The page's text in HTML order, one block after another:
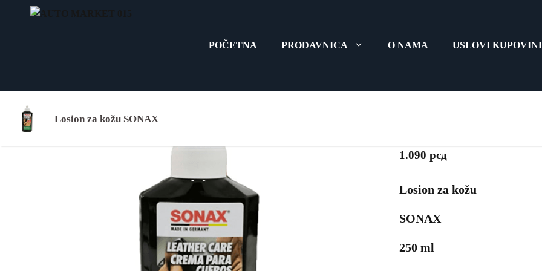
POČETNA PRODAVNICA O NAMA USLOVI
Losion
1.090 рсд
Losion za kožu
SONAX
250 ml
Losion za kožu SONAX